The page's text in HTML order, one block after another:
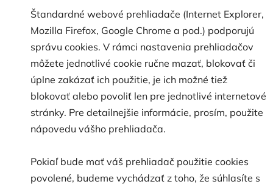
Štandardné webové prehliadače (Internet Explorer,
Mozilla Firefox, Google Chrome a pod.) podporujú
správu cookies. V rámci nastavenia prehliadačov
môžete jednotlivé cookie ručne mazať, blokovať či
úplne zakázať ich použitie, je ich možné tiež
blokovať alebo povoliť len pre jednotlivé internetové
stránky. Pre detailnejšie informácie, prosím, použite
nápovedu vášho prehliadača.
Pokiaľ bude mať váš prehliadač použitie cookies
povolené, budeme vychádzať z toho, že súhlasíte s